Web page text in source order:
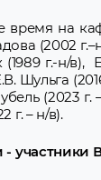
время на
(2002
г.-н/в),
Шульга
(2023
г. – н/в).
- участники